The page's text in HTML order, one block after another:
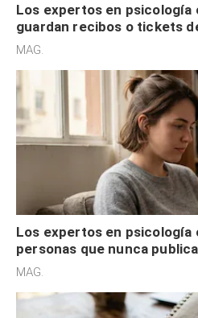
Los expertos en psicología
guardan recibos o tickets
son acumuladores, sino
MAG.
Los expertos en psicología
personas que nunca
redes sociales no
MAG.